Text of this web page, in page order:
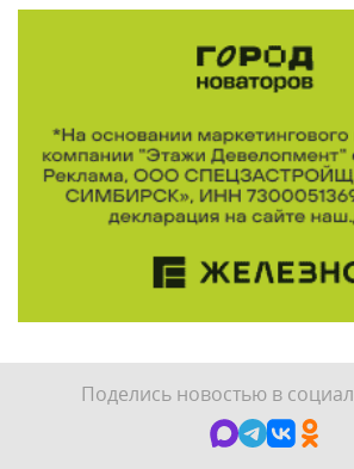
Поделись новостью в